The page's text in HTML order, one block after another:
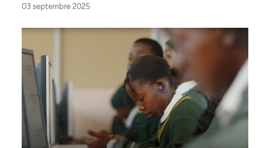
03 septembre 2025